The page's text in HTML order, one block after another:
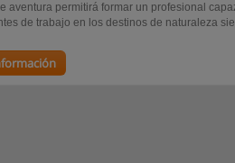
aventura permitirá formar un profesional
de trabajo en los destinos de naturaleza